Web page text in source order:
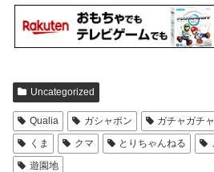
Uncategorized
Qualia ガシャポン ガチャガチャ
くま
クマ とりちゃんねる
遊園地